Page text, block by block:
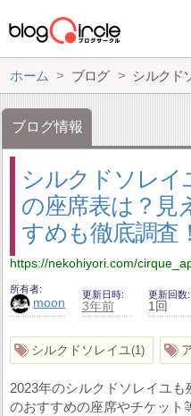
ホーム ブログ
ブログ情報
シルクドソレイ
の座席表は？見
すめも徹底調査！
https://nekohiyori.com/
所有者
moon
更新日時
3年前
更新回数
1回
シルクドソレイユ 1
2023年のシルクドソレイユ
のおすすめの座席やチケット